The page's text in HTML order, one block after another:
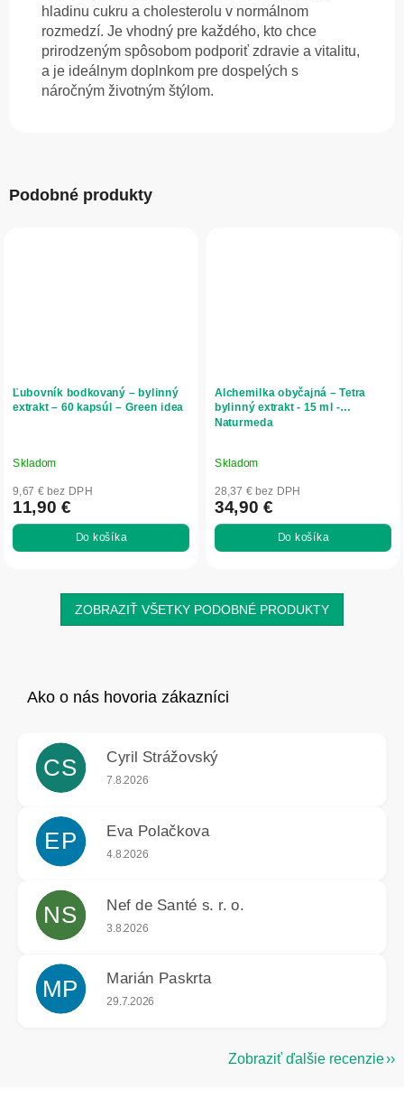
hladinu cukru a cholesterolu v normálnom
rozmedzí. Je vhodný pre každého, kto chce
prirodzeným spôsobom podporiť zdravie a vitalitu,
a je ideálnym doplnkom pre dospelých s
náročným životným štýlom.
Podobné produkty
Ľubovník bodkovaný – bylinný
extrakt – 60 kapsúl – Green idea
Skladom
9,67 € bez DPH
11,90 €
Do košíka
Alchemilka obyčajná – Tetra
bylinný extrakt - 15 ml -
Naturmeda
Skladom
28,37 € bez DPH
34,90 €
Do košíka
ZOBRAZIŤ VŠETKY PODOBNÉ PRODUKTY
CS Cyril Strážovský
Hodnotenie obchodu je 5 z 5 hviezdičiek.
7.8.2026
EP Eva Polačkova
Hodnotenie obchodu je 5 z 5 hviezdičiek.
4.8.2026
NS Nef de Santé s. r. o.
Hodnotenie obchodu je 5 z 5 hviezdičiek.
3.8.2026
MP Marián Paskrta
Hodnotenie obchodu je 5 z 5 hviezdičiek.
29.7.2026
Zobraziť ďalšie recenzie